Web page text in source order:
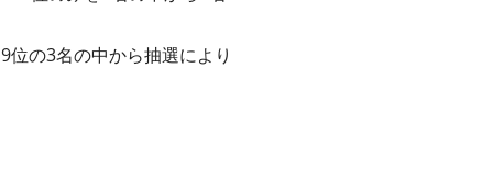
の3名の中から抽選により